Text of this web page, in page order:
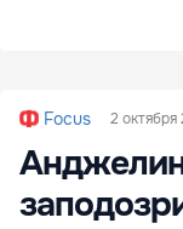
Focus 2